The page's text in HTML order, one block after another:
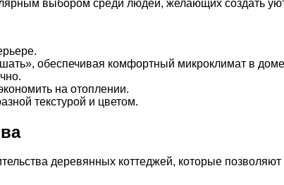
выбором среди людей, желающих создать
обеспечивая комфортный микроклимат в
на отоплении.
текстурой и цветом.
деревянных коттеджей, которые